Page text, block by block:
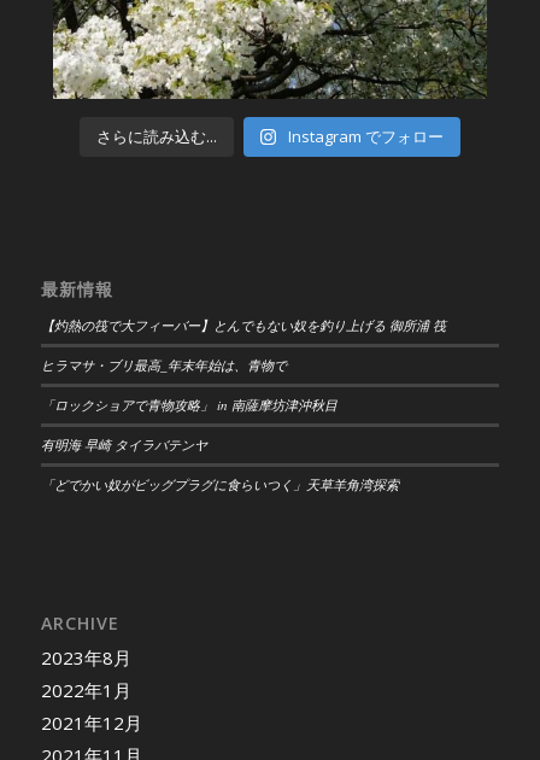
さらに読み込む... Instagram でフォロー
最新情報
【灼熱の筏で大フィーバー】とんでもない奴を釣り上げる 御所浦 筏
ヒラマサ・ブリ最高_年末年始は、青物で
「ロックショアで青物攻略」 in 南薩摩坊津沖秋目
有明海 早崎 タイラバテンヤ
「どでかい奴がビッグプラグに食らいつく」天草羊角湾探索
ARCHIVE
2023年8月
2022年1月
2021年12月